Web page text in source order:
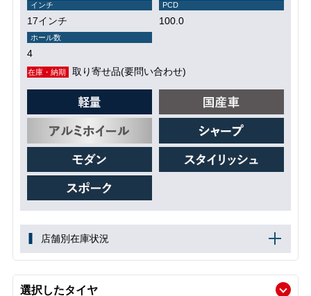
インチ
17インチ
PCD
100.0
ホール数
4
在庫・納期 取り寄せ品(要問い合わせ)
店舗別在庫状況
選択したタイヤ